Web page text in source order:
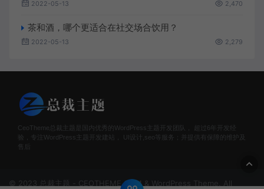
2022-05-13 2,470
茶和酒，哪个更适合在社交场合饮用？
2022-05-13 2,279
CeoTheme总裁主题是国内优秀的WordPress主题开发团队， 超过6年开发经
验，专注WordPress主题开发建站， UI设计,seo等服务；并提供有保障的维护及
售后
© 2023 总裁主题 - CEOTHEME.COM & WordPress Theme. All